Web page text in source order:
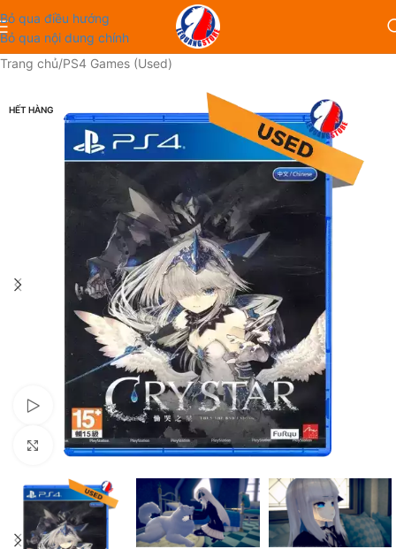
Bỏ qua điều hướng
Bỏ qua nội dung chính
Trang chủ/PS4 Games (Used)
HẾT HÀNG
Xem video
Nhấp để phóng to